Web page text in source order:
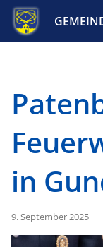
in
9. September 2025